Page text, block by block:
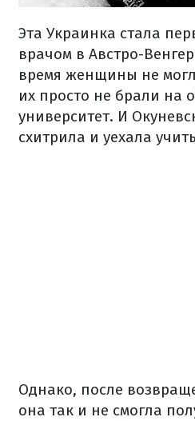
Эта Украинка стала
врачом в Австро-
время женщины не
их просто не брали на
университет. И
схитрила и уехала
Однако, после
она так и не смогла